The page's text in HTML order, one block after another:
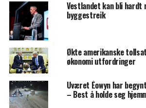
Vestlandet kan bli hardt
byggestreik
Økte amerikanske
økonomi utfordringer
Uværet Éowyn har
– Best å holde seg